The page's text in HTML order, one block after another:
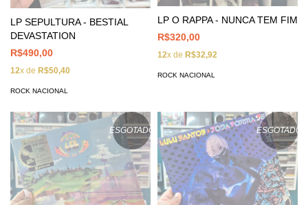
LP SEPULTURA - BESTIAL
DEVASTATION
R$490,00
12x de R$50,40
ROCK NACIONAL
LP O RAPPA - NUNCA TEM FIM
R$320,00
12x de R$32,92
ROCK NACIONAL
ESGOTADO ESGOTADO